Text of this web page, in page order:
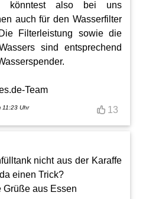
könntest also bei uns
auch für den Wasserfilter
Filterleistung sowie die
sind entsprechend
Team
11:23 Uhr 13
nicht aus der Karaffe
einen Trick?
aus Essen